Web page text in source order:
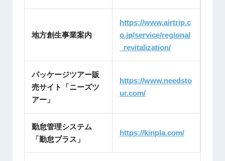
地方創生事業案内
https://www.airtrip.c
o.jp/service/regional
_revitalization/
パッケージツアー販
売サイト「ニーズツ
アー」
https://www.needsto
ur.com/
勤怠管理システム
「勤怠プラス」
https://kinpla.com/